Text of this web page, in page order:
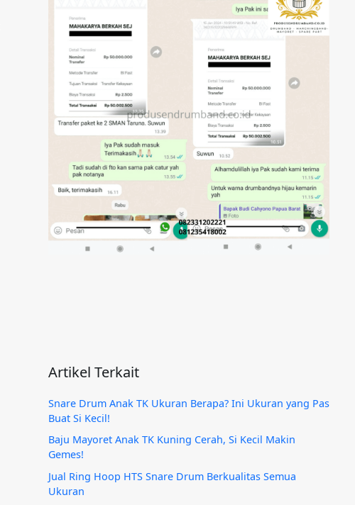
Artikel Terkait
Snare Drum Anak TK Ukuran Berapa? Ini Ukuran yang Pas
Buat Si Kecil!
Baju Mayoret Anak TK Kuning Cerah, Si Kecil Makin
Gemes!
Jual Ring Hoop HTS Snare Drum Berkualitas Semua
Ukuran